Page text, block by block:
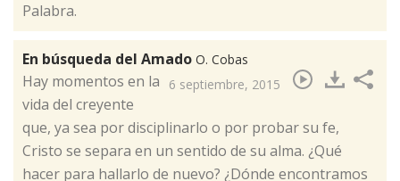
Palabra.
En búsqueda del Amado O. Cobas
6 septiembre, 2015
Hay momentos en la
vida del creyente
que, ya sea por disciplinarlo o por probar su fe,
Cristo se separa en un sentido de su alma. ¿Qué
hacer para hallarlo de nuevo? ¿Dónde encontramos